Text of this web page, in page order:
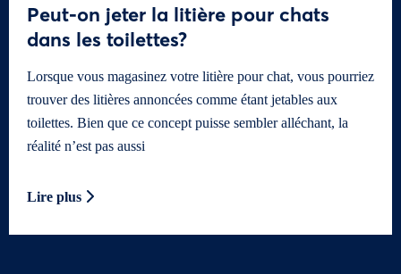
Peut-on jeter la litière pour chats
dans les toilettes?
Lorsque vous magasinez votre litière pour chat, vous pourriez
trouver des litières annoncées comme étant jetables aux
toilettes. Bien que ce concept puisse sembler alléchant, la
réalité n’est pas aussi
Lire plus